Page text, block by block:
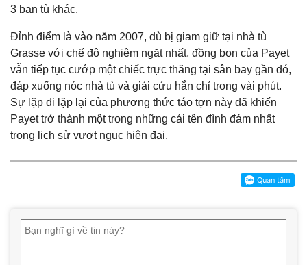
3 bạn tù khác.
Đỉnh điểm là vào năm 2007, dù bị giam giữ tại nhà tù
Grasse với chế độ nghiêm ngặt nhất, đồng bọn của Payet
vẫn tiếp tục cướp một chiếc trực thăng tại sân bay gần đó,
đáp xuống nóc nhà tù và giải cứu hắn chỉ trong vài phút.
Sự lặp đi lặp lại của phương thức táo tợn này đã khiến
Payet trở thành một trong những cái tên đình đám nhất
trong lịch sử vượt ngục hiện đại.